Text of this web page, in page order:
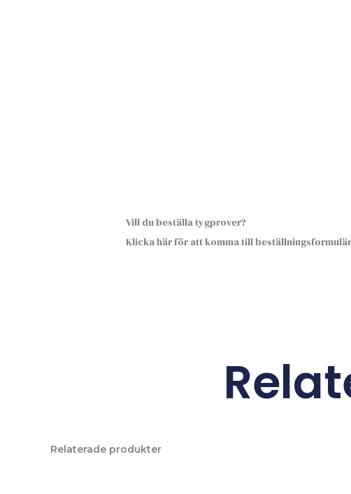
Vill du beställa tygprover?
Klicka här för att komma till
Relaterade produkter